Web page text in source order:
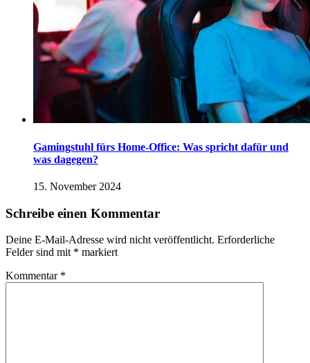
Gamingstuhl fürs Home-Office: Was spricht dafür und
was dagegen?
15. November 2024
Schreibe einen Kommentar
Deine E-Mail-Adresse wird nicht veröffentlicht. Erforderliche
Felder sind mit * markiert
Kommentar *